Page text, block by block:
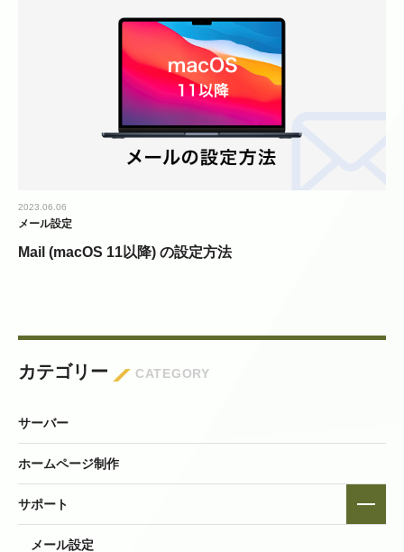
2023.06.06
メール設定
Mail (macOS 11以降) の設定方法
カテゴリー CATEGORY
サーバー
ホームページ制作
サポート
メール設定